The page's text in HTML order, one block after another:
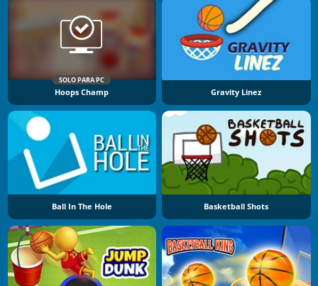
SOLO PARA PC
Hoops Champ Gravity Linez
Ball In The Hole Basketball Shots